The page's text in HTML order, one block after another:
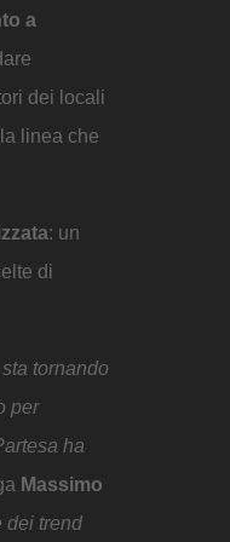
a
dei locali
linea che
: un
di
tornando
per
ha
Massimo
dei trend